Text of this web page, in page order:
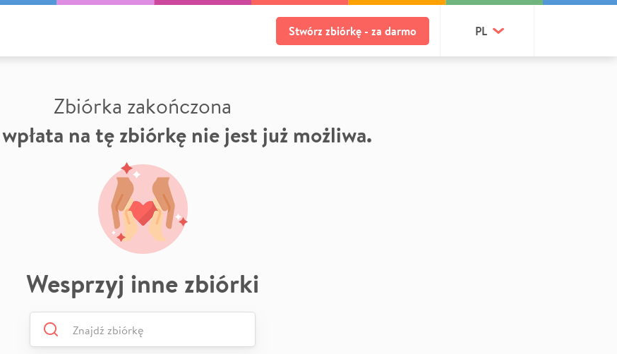
Stwórz zbiórkę - za darmo PL
Zbiórka zakończona
na tę zbiórkę nie jest już możliwa.
Wesprzyj inne zbiórki